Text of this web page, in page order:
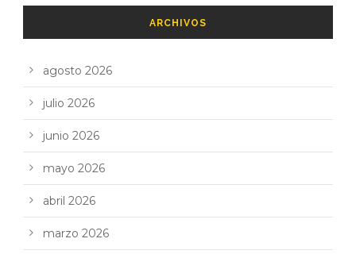
ARCHIVOS
agosto 2026
julio 2026
junio 2026
mayo 2026
abril 2026
marzo 2026